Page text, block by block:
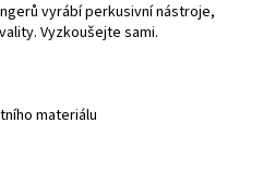
vyrábí perkusivní nástroje,
Vyzkoušejte sami.
materiálu